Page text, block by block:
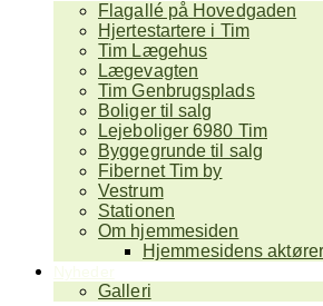
Flagallé på Hovedgaden
Hjertestartere i Tim
Tim Lægehus
Lægevagten
Tim Genbrugsplads
Boliger til salg
Lejeboliger 6980 Tim
Byggegrunde til salg
Fibernet Tim by
Vestrum
Stationen
Om hjemmesiden
Hjemmesidens aktører
Galleri